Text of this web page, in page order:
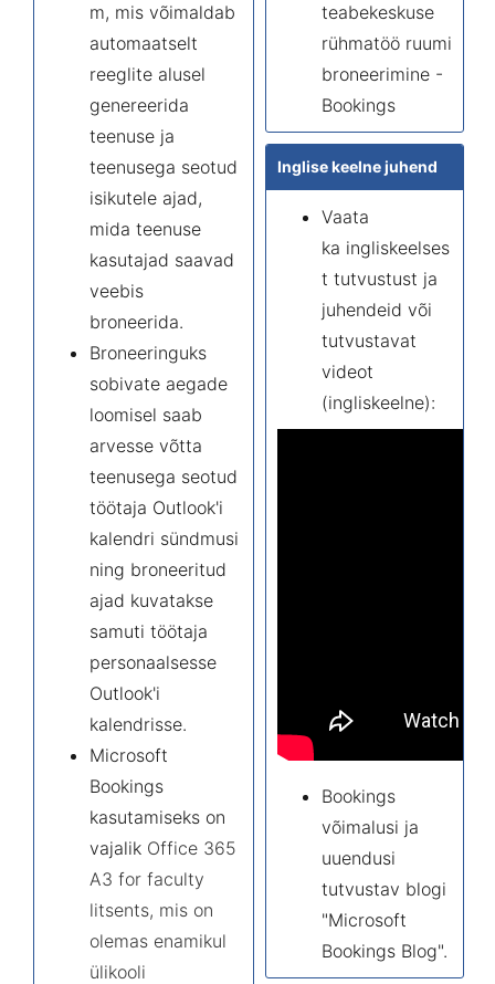
m, mis võimaldab
automaatselt
reeglite alusel
genereerida
teenuse ja
teenusega seotud
isikutele ajad,
mida teenuse
kasutajad saavad
veebis
broneerida.
Broneeringuks
sobivate aegade
loomisel saab
arvesse võtta
teenusega seotud
töötaja Outlook'i
kalendri sündmusi
ning broneeritud
ajad kuvatakse
samuti töötaja
personaalsesse
Outlook'i
kalendrisse.
Microsoft
Bookings
kasutamiseks on
vajalik Office 365
A3 for faculty
litsents, mis on
olemas enamikul
ülikooli
teabekeskuse
rühmatöö ruumi
broneerimine -
Bookings
Inglise keelne juhend
Vaata
ka ingliskeelses
t tutvustust ja
juhendeid või
tutvustavat
videot
(ingliskeelne):
Bookings
võimalusi ja
uuendusi
tutvustav blogi
"Microsoft
Bookings Blog".